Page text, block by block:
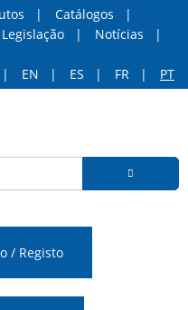
Catálogos
Legislação
Notícias
EN
ES FR PT
/ Registo